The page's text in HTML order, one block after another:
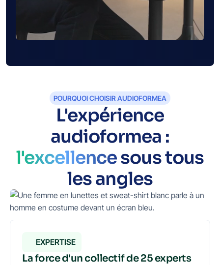
POURQUOI CHOISIR AUDIOFORMEA
L'expérience
audioformea :
l'excellencesous tous
les angles
EXPERTISE
La force d'un collectif de 25 experts